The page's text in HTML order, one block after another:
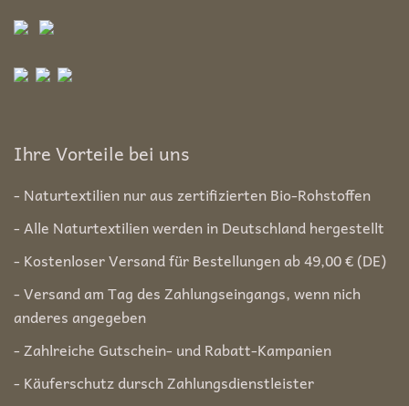
Ihre Vorteile bei uns
- Naturtextilien nur aus zertifizierten Bio-Rohstoffen
- Alle Naturtextilien werden in Deutschland hergestellt
- Kostenloser Versand für Bestellungen ab 49,00 € (DE)
- Versand am Tag des Zahlungseingangs, wenn nich
anderes angegeben
- Zahlreiche Gutschein- und Rabatt-Kampanien
- Käuferschutz dursch Zahlungsdienstleister